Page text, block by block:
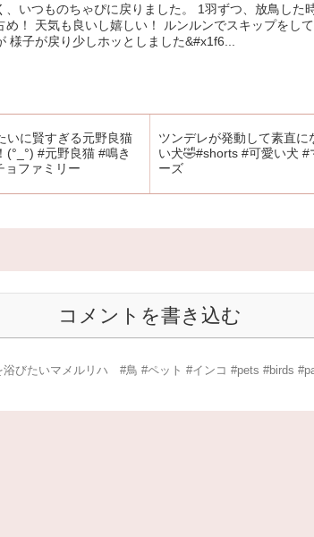
、いつものちゃぴに戻りました。 1羽ずつ、放鳥した
め！ 天気も良いし嬉しい！ ルンルンでスキップをし
様子が戻り少しホッとしました&#x1f6...
いに賢すぎる元野良猫
(°_°) #元野良猫 #鳴き
ョファミリー
ツンデレが発動して素直に
い犬🤣#shorts #可愛い犬 #
ーズ
コメントを書き込む
浴びたいマメルリハ #鳥 #ペット #インコ #pets #birds